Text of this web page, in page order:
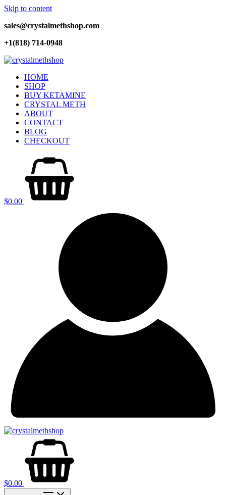
Skip to content
sales@crystalmethshop.com
+1(818) 714-0948
HOME
SHOP
BUY KETAMINE
CRYSTAL METH
ABOUT
CONTACT
BLOG
CHECKOUT
$0.00
$0.00